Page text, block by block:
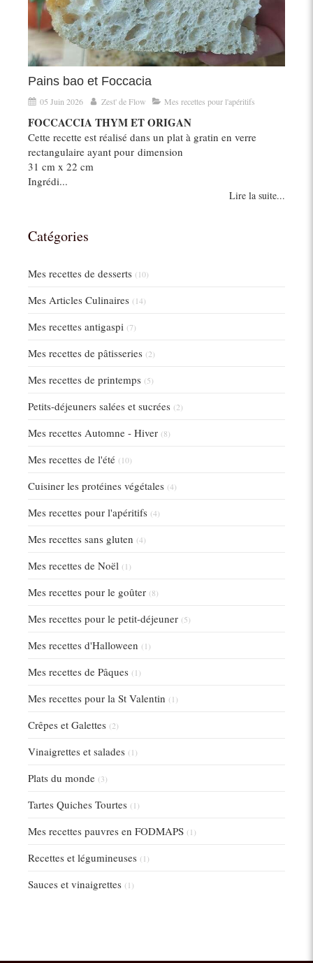
Pains bao et Foccacia
05 Juin 2026 Zest' de Flow Mes recettes pour l'apéritifs
FOCCACCIA THYM ET ORIGAN
Cette recette est réalisé dans un plat à gratin en verre
rectangulaire ayant pour dimension
31 cm x 22 cm
Ingrédi...
Lire la suite...
Catégories
Mes recettes de desserts (10)
Mes Articles Culinaires (14)
Mes recettes antigaspi (7)
Mes recettes de pâtisseries (2)
Mes recettes de printemps (5)
Petits-déjeuners salées et sucrées (2)
Mes recettes Automne - Hiver (8)
Mes recettes de l'été (10)
Cuisiner les protéines végétales (4)
Mes recettes pour l'apéritifs (4)
Mes recettes sans gluten (4)
Mes recettes de Noël (1)
Mes recettes pour le goûter (8)
Mes recettes pour le petit-déjeuner (5)
Mes recettes d'Halloween (1)
Mes recettes de Pâques (1)
Mes recettes pour la St Valentin (1)
Crêpes et Galettes (2)
Vinaigrettes et salades (1)
Plats du monde (3)
Tartes Quiches Tourtes (1)
Mes recettes pauvres en FODMAPS (1)
Recettes et légumineuses (1)
Sauces et vinaigrettes (1)